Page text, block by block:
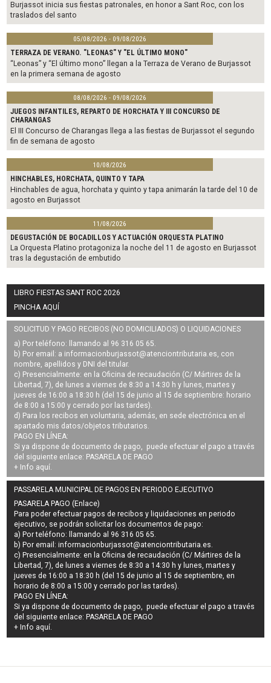
Burjassot inicia sus fiestas patronales, en honor a Sant Roc, con los
traslados del santo
05/08/2026 - 09/08/2026
TERRAZA DE VERANO. "LEONAS" Y "EL ÚLTIMO MONO"
“Leonas” y “El último mono” llegan a la Terraza de Verano de Burjassot
en la primera semana de agosto
08/08/2026 - 09/08/2026
JUEGOS INFANTILES, REPARTO DE HORCHATA Y III CONCURSO DE
CHARANGAS
El III Concurso de Charangas llega a las fiestas de Burjassot el segundo
fin de semana de agosto
10/08/2026
HINCHABLES, HORCHATA, QUINTO Y TAPA
Hinchables de agua, horchata y quinto y tapa animarán la tarde del 10 de
agosto en Burjassot
11/08/2026
DEGUSTACIÓN DE BOCADILLOS Y ACTUACIÓN ORQUESTA PLATINO
La Orquesta Platino protagoniza la noche del 11 de agosto en Burjassot
tras la degustación de embutido
LIBRO FIESTAS SANT ROC 2026
PINCHA AQUÍ
SOLICITUD Y PAGO RECIBOS (NO DOMICILIADOS) O LIQUIDACIONES
a) Por teléfono: llamando al 96 316 05 65.
b) Por email: a informacionburjassot@atenciontributaria.es, con
nombre, apellidos y DNI del titular.
c) Presencialmente: en la Oficina de recaudación (C/ Mártires de la
Libertad, 7), de lunes a viernes de 8:30 a 14:30 h y lunes, martes y
jueves de 16:00 a 18:30 h (del 15 de junio al 15 de septiembre: horario
de 8:00 a 15:00 y cerrado por las tardes).
d) Para los recibos en voluntaria, además, en sede electrónica en el
apartado mis datos/objetos tributarios.
PAGO EN LÍNEA:
Si ya dispone de documento de pago, puede efectuar el pago a través
del siguiente enlace: PASARELA DE PAGO
+ Info aquí.
PASSARELA MUNICIPAL DE PAGOS EN PERIODO EJECUTIVO
PASARELA PAGO (Enlace)
Para poder efectuar pagos derecibos y liquidaciones en periodo
ejecutivo, se podrán solicitar los documentos de pago:
a) Por teléfono: llamando al 96 316 05 65.
b) Por email:informacionburjassot@atenciontributaria.es.
c) Presencialmente: en la Oficina de recaudación (C/ Mártires de la
Libertad, 7), de lunes a viernes de 8:30 a 14:30 h y lunes, martes y
jueves de 16:00 a 18:30 h (del 15 de junio al 15 de septiembre, en
horario de 8:00 a 15:00 y cerrado por las tardes).
PAGO EN LÍNEA:
Si ya dispone de documento de pago, puede efectuar el pago a través
del siguiente enlace: PASARELA DE PAGO
+ Info aquí.